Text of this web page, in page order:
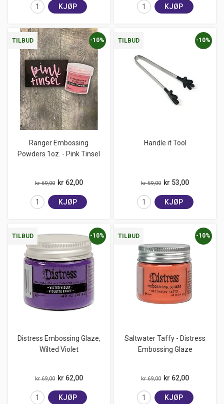
KJØP KJØP
TILBUD
Ranger Embossing
Powders 1oz. - Pink Tinsel
-10%
kr 69,00 kr 62,00
KJØP
TILBUD
Handle it Tool
-10%
kr 59,00 kr 53,00
KJØP
TILBUD
Distress Embossing Glaze,
Wilted Violet
-10%
kr 69,00 kr 62,00
KJØP
TILBUD
Saltwater Taffy - Distress
Embossing Glaze
-10%
kr 69,00 kr 62,00
KJØP